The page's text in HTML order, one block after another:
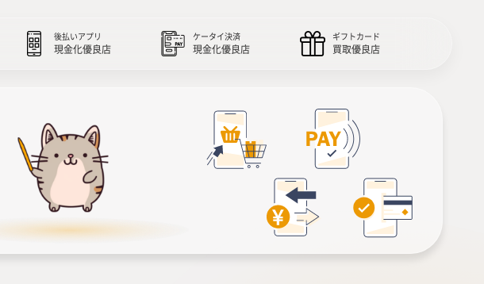
後払いアプリ
現金化優良店
ケータイ決済
現金化優良店
ギフトカード
買取優良店